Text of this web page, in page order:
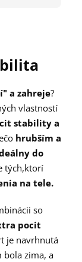
a zahreje?
vlastností
stability a
hrubším a
do
tých,ktorí
na tele.
so
pocit
je navrhnutá
bola zima, a